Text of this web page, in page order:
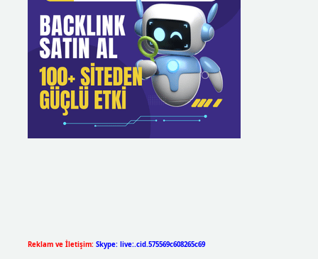
Reklam ve İletişim: Skype: live:.cid.575569c608265c69